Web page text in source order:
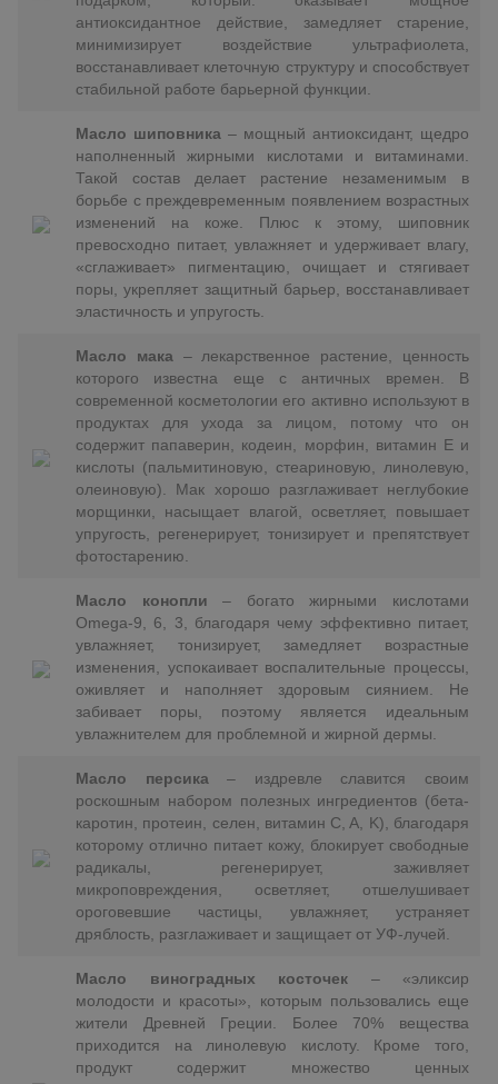
антиоксидантное действие, замедляет старение,
минимизирует воздействие ультрафиолета,
восстанавливает клеточную структуру и способствует
стабильной работе барьерной функции.
Масло шиповника – мощный антиоксидант, щедро
наполненный жирными кислотами и витаминами.
Такой состав делает растение незаменимым в
борьбе с преждевременным появлением возрастных
изменений на коже. Плюс к этому, шиповник
превосходно питает, увлажняет и удерживает влагу,
«сглаживает» пигментацию, очищает и стягивает
поры, укрепляет защитный барьер, восстанавливает
эластичность и упругость.
Масло мака– лекарственное растение, ценность
которого известна еще с античных времен. В
современной косметологии его активно используют в
продуктах для ухода за лицом, потому что он
содержит папаверин, кодеин, морфин, витамин E и
кислоты (пальмитиновую, стеариновую, линолевую,
олеиновую). Мак хорошо разглаживает неглубокие
морщинки, насыщает влагой, осветляет, повышает
упругость, регенерирует, тонизирует и препятствует
фотостарению.
Масло конопли – богато жирными кислотами
Omega-9, 6, 3, благодаря чему эффективно питает,
увлажняет, тонизирует, замедляет возрастные
изменения, успокаивает воспалительные процессы,
оживляет и наполняет здоровым сиянием. Не
забивает поры, поэтому является идеальным
увлажнителем для проблемной и жирной дермы.
Масло персика– издревле славится своим
роскошным набором полезных ингредиентов (бета-
каротин, протеин, селен, витамин C, A, K), благодаря
которому отлично питает кожу, блокирует свободные
радикалы, регенерирует, заживляет
микроповреждения, осветляет, отшелушивает
ороговевшие частицы, увлажняет, устраняет
дряблость, разглаживает и защищает от УФ-лучей.
Масло виноградных косточек – «эликсир
молодости и красоты», которым пользовались еще
жители Древней Греции. Более 70% вещества
приходится на линолевую кислоту. Кроме того,
продукт содержит множество ценных